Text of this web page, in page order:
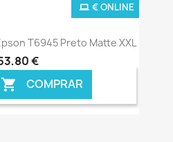
T6945 Preto Matte XXL
€
 COMPRAR
€ ONLINE